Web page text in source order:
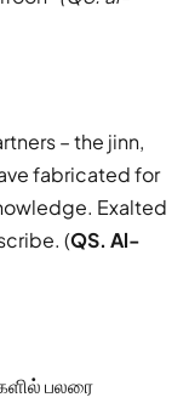
– the jinn,
fabricated for
Exalted
(QS. Al-
பலரை